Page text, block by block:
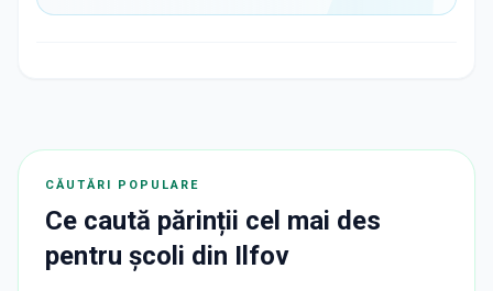
CĂUTĂRI POPULARE
Ce caută părinții cel mai des
pentru școli din Ilfov